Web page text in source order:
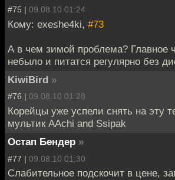
#75 | 09.08.10 01:24
Кому: exeshe4ki, #73
А в чем зимой проблема? Главное
небыло и питатся регулярно без
KiwiBird »
#76 | 09.08.10 01:28
Корейцы уже успели снять на эту
мультик AAchi and Ssipak
Остап Бендер »
#77 | 09.08.10 01:30
Слабительное подскочит в цене,